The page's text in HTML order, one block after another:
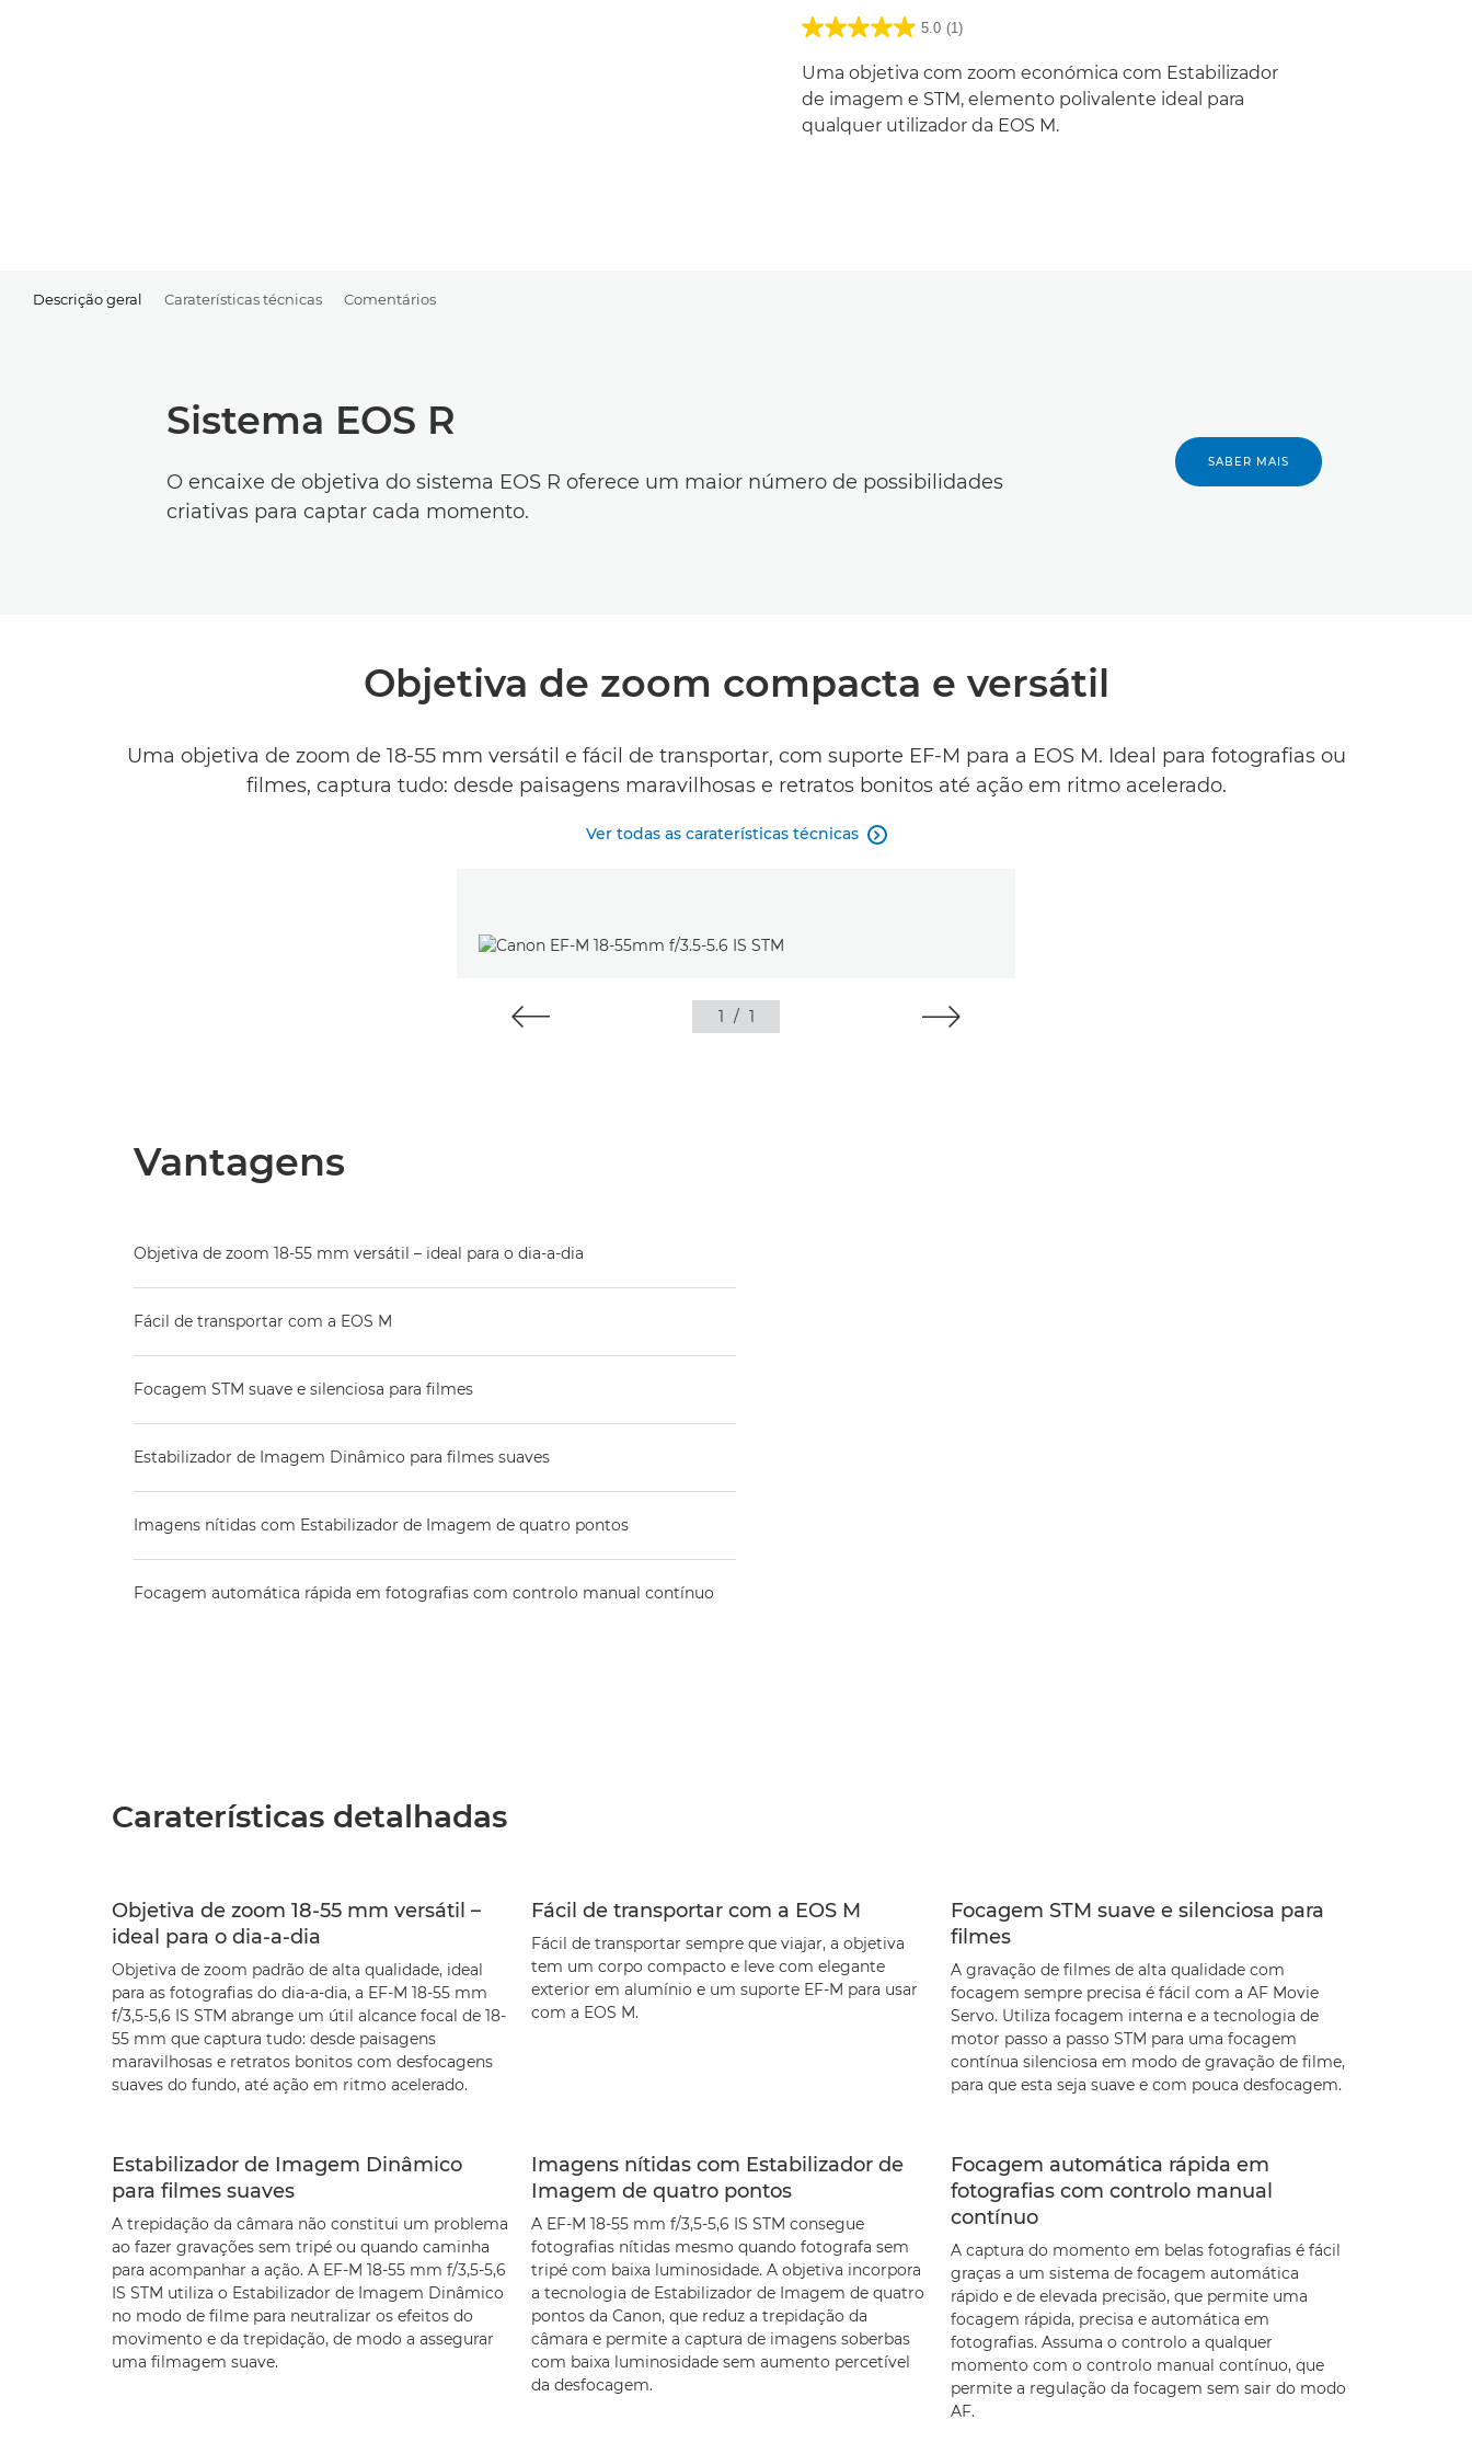
5.0 (1)
Uma objetiva com zoom económica com Estabilizador
de imagem e STM, elemento polivalente ideal para
qualquer utilizador da EOS M.
Descrição geral Caraterísticas técnicas Comentários
Sistema EOS R
O encaixe de objetiva do sistema EOS R oferece um maior número de possibilidades
criativas para captar cada momento.
SABER MAIS
Objetiva de zoom compacta e versátil
Uma objetiva de zoom de 18-55 mm versátil e fácil de transportar, com suporte EF-M para a EOS M. Ideal para fotografias ou
filmes, captura tudo: desde paisagens maravilhosas e retratos bonitos até ação em ritmo acelerado.
Ver todas as caraterísticas técnicas 
1 / 1
Vantagens
Objetiva de zoom 18-55 mm versátil – ideal para o dia-a-dia
Fácil de transportar com a EOS M
Focagem STM suave e silenciosa para filmes
Estabilizador de Imagem Dinâmico para filmes suaves
Imagens nítidas com Estabilizador de Imagem de quatro pontos
Focagem automática rápida em fotografias com controlo manual contínuo
Caraterísticas detalhadas
Objetiva de zoom 18-55 mm versátil –
ideal para o dia-a-dia
Objetiva de zoom padrão de alta qualidade, ideal
para as fotografias do dia-a-dia, a EF-M 18-55 mm
f/3,5-5,6 IS STM abrange um útil alcance focal de 18-
55 mm que captura tudo: desde paisagens
maravilhosas e retratos bonitos com desfocagens
suaves do fundo, até ação em ritmo acelerado.
Fácil de transportar com a EOS M
Fácil de transportar sempre que viajar, a objetiva
tem um corpo compacto e leve com elegante
exterior em alumínio e um suporte EF-M para usar
com a EOS M.
Focagem STM suave e silenciosa para
filmes
A gravação de filmes de alta qualidade com
focagem sempre precisa é fácil com a AF Movie
Servo. Utiliza focagem interna e a tecnologia de
motor passo a passo STM para uma focagem
contínua silenciosa em modo de gravação de filme,
para que esta seja suave e com pouca desfocagem.
Estabilizador de Imagem Dinâmico
para filmes suaves
A trepidação da câmara não constitui um problema
ao fazer gravações sem tripé ou quando caminha
para acompanhar a ação. A EF-M 18-55 mm f/3,5-5,6
IS STM utiliza o Estabilizador de Imagem Dinâmico
no modo de filme para neutralizar os efeitos do
movimento e da trepidação, de modo a assegurar
uma filmagem suave.
Imagens nítidas com Estabilizador de
Imagem de quatro pontos
A EF-M 18-55 mm f/3,5-5,6 IS STM consegue
fotografias nítidas mesmo quando fotografa sem
tripé com baixa luminosidade. A objetiva incorpora
a tecnologia de Estabilizador de Imagem de quatro
pontos da Canon, que reduz a trepidação da
câmara e permite a captura de imagens soberbas
com baixa luminosidade sem aumento percetível
da desfocagem.
Focagem automática rápida em
fotografias com controlo manual
contínuo
A captura do momento em belas fotografias é fácil
graças a um sistema de focagem automática
rápido e de elevada precisão, que permite uma
focagem rápida, precisa e automática em
fotografias. Assuma o controlo a qualquer
momento com o controlo manual contínuo, que
permite a regulação da focagem sem sair do modo
AF.